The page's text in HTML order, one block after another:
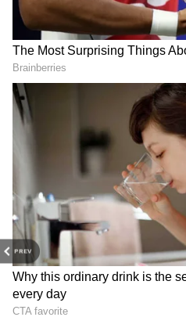
PREV
உங்கள் மூக்கில் தங்க
அணிவதன் மூலம்
வேண்டியதில்லை. இதன்
தேவியின் ஆசிகள்
நிலைத்திருக்கும்.